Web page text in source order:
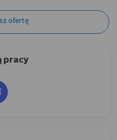
ofertę
pracy
przez LinkedIn
Share via email